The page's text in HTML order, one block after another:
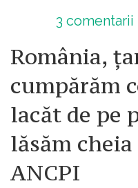
3 comentarii
România,
cumpărăm
lacăt de pe
lăsăm
ANCPI